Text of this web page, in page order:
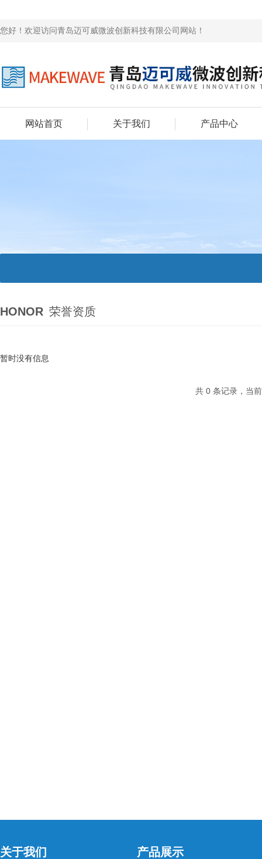
您好！欢迎访问青岛迈可威微波创新科技有限公司网站！
网站首页 关于我们 产品中心
HONOR 荣誉资质
暂时没有信息
共 0 条记录，当
关于我们 产品展示